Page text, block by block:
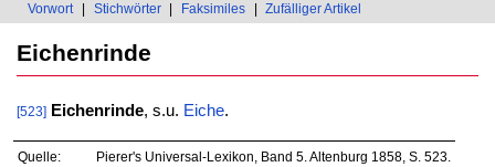
Vorwort Stichwörter Faksimiles Zufälliger Artikel
Eichenrinde
[523] Eichenrinde, s.u. Eiche.
Quelle:
Pierer's Universal-Lexikon, Band 5. Altenburg 1858, S. 523.